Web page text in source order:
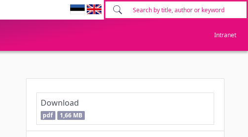
Intranet
Download
pdf 1,66 MB